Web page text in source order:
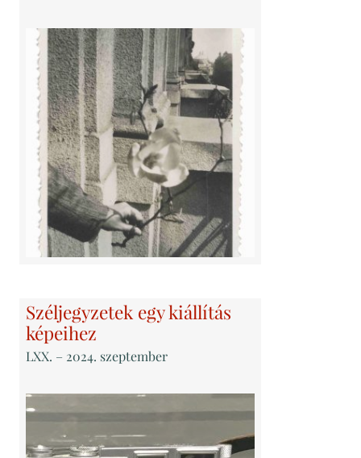
Széljegyzetek egy kiállítás
képeihez
LXX. – 2024. szeptember